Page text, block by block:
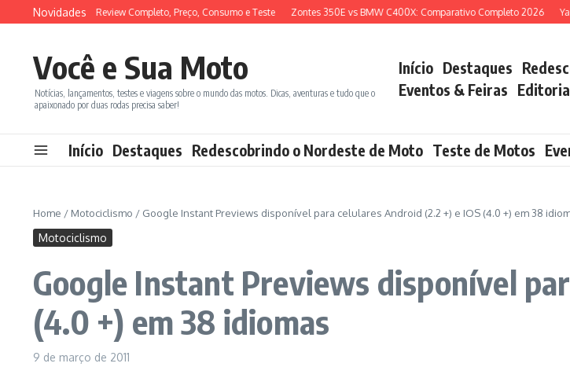
Ir para o conteúdo
Novidades
ADX 150 2026: Review Completo, Preço, Consumo e Teste Zontes 350E vs BMW C400X: Comparativo Completo 2026
Você e Sua Moto
Notícias, lançamentos, testes e viagens sobre o mundo das motos. Dicas, aventuras e tudo que o
apaixonado por duas rodas precisa saber!
Início Destaques
Eventos & Feiras
Início Destaques Redescobrindo o Nordeste de Moto Teste de Motos
Home / Motociclismo / Google Instant Previews disponível para celulares Android (2.2 +) e IOS (4.0 +) em 38
Motociclismo
Google Instant Previews disponível
(4.0 +) em 38 idiomas
9 de março de 2011